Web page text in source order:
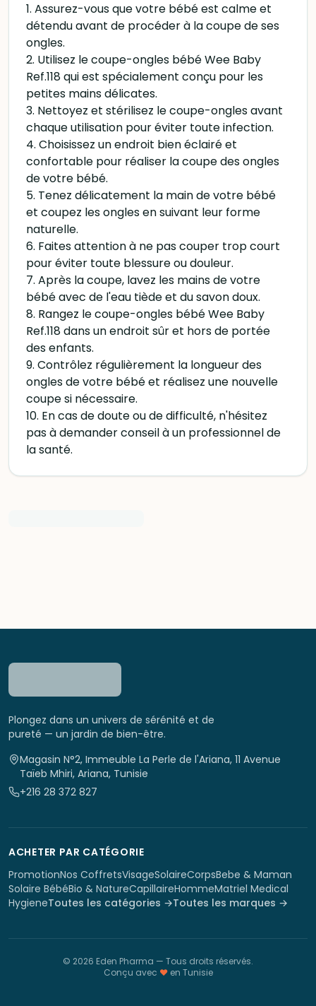
1. Assurez-vous que votre bébé est calme et
détendu avant de procéder à la coupe de ses
ongles.
2. Utilisez le coupe-ongles bébé Wee Baby
Ref.118 qui est spécialement conçu pour les
petites mains délicates.
3. Nettoyez et stérilisez le coupe-ongles avant
chaque utilisation pour éviter toute infection.
4. Choisissez un endroit bien éclairé et
confortable pour réaliser la coupe des ongles
de votre bébé.
5. Tenez délicatement la main de votre bébé
et coupez les ongles en suivant leur forme
naturelle.
6. Faites attention à ne pas couper trop court
pour éviter toute blessure ou douleur.
7. Après la coupe, lavez les mains de votre
bébé avec de l'eau tiède et du savon doux.
8. Rangez le coupe-ongles bébé Wee Baby
Ref.118 dans un endroit sûr et hors de portée
des enfants.
9. Contrôlez régulièrement la longueur des
ongles de votre bébé et réalisez une nouvelle
coupe si nécessaire.
10. En cas de doute ou de difficulté, n'hésitez
pas à demander conseil à un professionnel de
la santé.
Plongez dans un univers de sérénité et de
pureté — un jardin de bien-être.
Magasin N°2, Immeuble La Perle de l'Ariana, 11 Avenue
Taïeb Mhiri, Ariana, Tunisie
+216 28 372 827
ACHETER PAR CATÉGORIE
PromotionNos CoffretsVisageSolaireCorpsBebe & Maman
Solaire BébéBio & NatureCapillaireHommeMatriel Medical
HygieneToutes les catégories →Toutes les marques →
© 2026 Eden Pharma — Tous droits réservés.
Conçu avec ♥en Tunisie